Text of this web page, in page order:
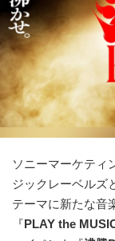
ソニーマーケティ
ジックレーベルズ
テーマに新たな音
『PLAY the